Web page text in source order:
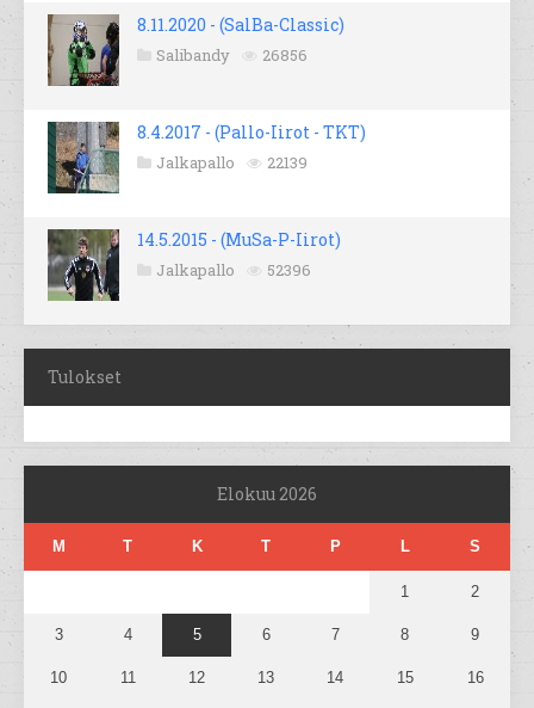
8.11.2020 - (SalBa-Classic)
Salibandy 26856
8.4.2017 - (Pallo-Iirot - TKT)
Jalkapallo 22139
14.5.2015 - (MuSa-P-Iirot)
Jalkapallo 52396
Tulokset
Elokuu 2026
M T K T P L S
1 2
3 4 5 6 7 8 9
10 11 12 13 14 15 16